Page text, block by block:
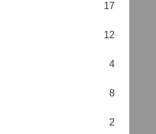
17
12
4
8
2